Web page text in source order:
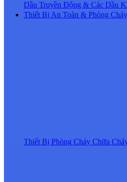
Dầu Truyền Động & Các Dầu
Thiết Bị An Toàn & Phòng
Thiết Bị Phòng Cháy Chữa